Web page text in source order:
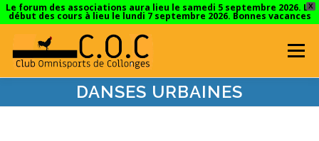
X
Le forum des associations aura lieu le samedi 5 septembre 2026. La
début des cours à lieu le lundi 7 septembre 2026. Bonnes vacances
Menu
ACCUEIL ENFANTS ADOS ADULTES
DANSES URBAINES